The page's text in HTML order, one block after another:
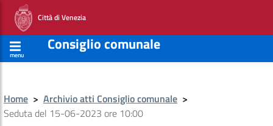
Città di Venezia
menu
Consiglio comunale
Home > Archivio atti Consiglio comunale >
Seduta del 15-06-2023 ore 10:00